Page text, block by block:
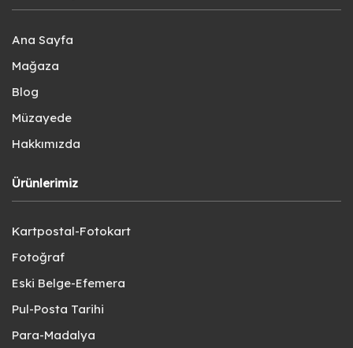
Ana Sayfa
Mağaza
Blog
Müzayede
Hakkımızda
Ürünlerimiz
Kartpostal-Fotokart
Fotoğraf
Eski Belge-Efemera
Pul-Posta Tarihi
Para-Madalya